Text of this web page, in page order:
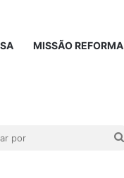
MISSÃO REFORMA